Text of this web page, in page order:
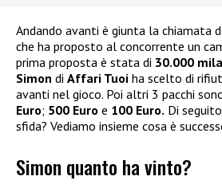
Andando avanti è giunta la chiamata
che ha proposto al concorrente un
prima proposta è stata di 30.000
Simon di Affari Tuoi ha scelto di
avanti nel gioco. Poi altri 3 pacchi
Euro; 500 Euro e 100 Euro. Di
sfida? Vediamo insieme cosa è
Simon quanto ha vinto?